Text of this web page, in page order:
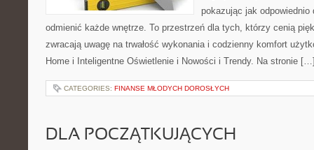
pokazując jak odpowiednio
odmienić każde wnętrze. To przestrzeń dla tych, którzy cenią
zwracają uwagę na trwałość wykonania i codzienny komfort
Home i Inteligentne Oświetlenie i Nowości i Trendy. Na stronie
CATEGORIES: FINANSE MŁODYCH DOROSŁYCH
DLA POCZĄTKUJĄCYCH